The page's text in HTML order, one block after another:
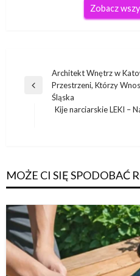
Zobacz
Nawigacja
wpisu
Poprzedni
Architekt Wnętrz w
Przestrzeni, Którzy
Śląska
Kije narciarskie LEKI –
MOŻE CI SIĘ SPODOBAĆ